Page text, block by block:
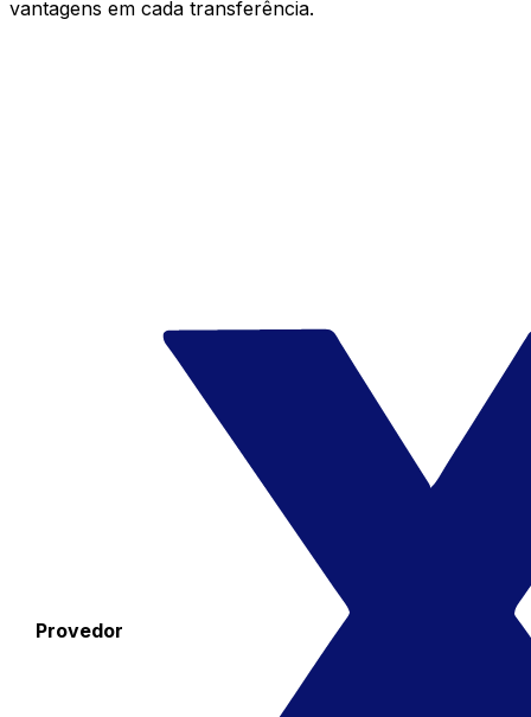
vantagens em cada transferência.
Provedor